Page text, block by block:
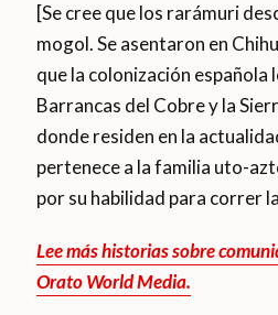
[Se cree que los rarámuri
mogol. Se asentaron en
que la colonización española
Barrancas del Cobre y la
donde residen en la
pertenece a la familia uto-
por su habilidad para correr
Lee más historias sobre
Orato World Media.